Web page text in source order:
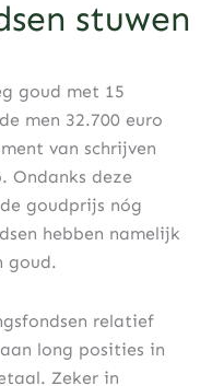
stuwen
goud met 15
men 32.700 euro
van schrijven
Ondanks deze
goudprijs nóg
hebben namelijk
goud.
relatief
long posities in
Zeker in